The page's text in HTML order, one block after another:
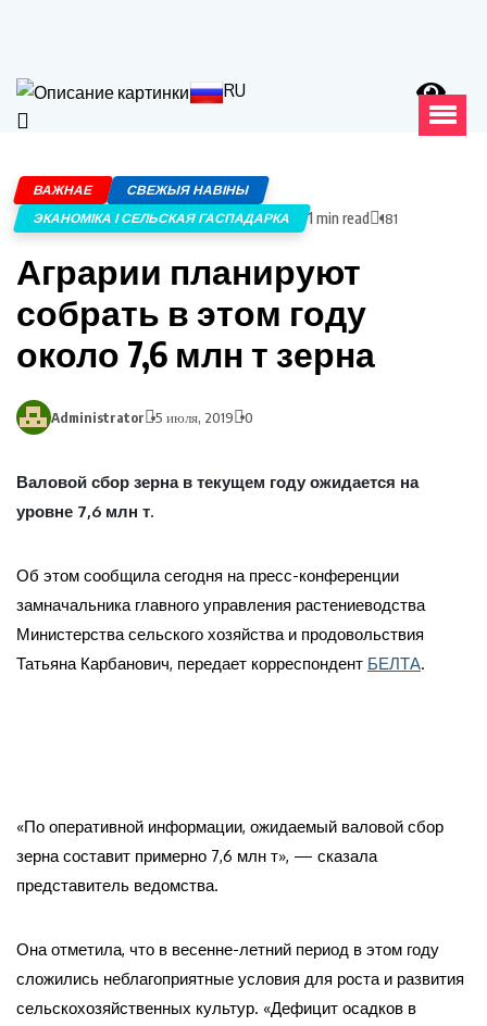
RU
ВАЖНАЕ
СВЕЖЫЯ НАВІНЫ
ЭКАНОМІКА І СЕЛЬСКАЯ ГАСПАДАРКА
1 min read 181
Аграрии планируют
собрать в этом году
около 7,6 млн т зерна
Administrator 5 июля, 2019 0
Валовой сбор зерна в текущем году ожидается на
уровне 7,6 млн т.
Об этом сообщила сегодня на пресс-конференции
замначальника главного управления растениеводства
Министерства сельского хозяйства и продовольствия
Татьяна Карбанович, передает корреспондент БЕЛТА.
«По оперативной информации, ожидаемый валовой сбор
зерна составит примерно 7,6 млн т», — сказала
представитель ведомства.
Она отметила, что в весенне-летний период в этом году
сложились неблагоприятные условия для роста и развития
сельскохозяйственных культур. «Дефицит осадков в